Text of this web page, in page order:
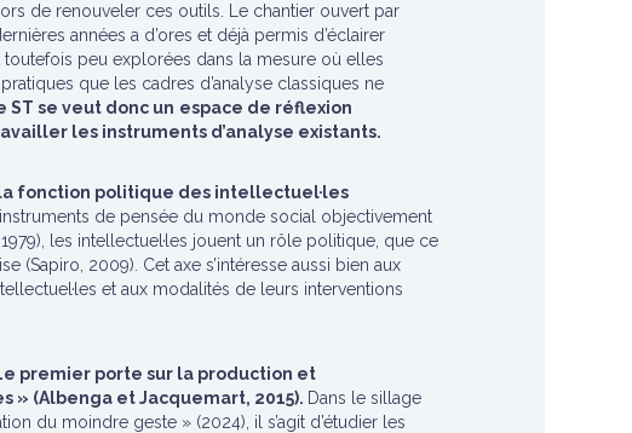
de renouveler ces outils. Le chantier ouvert par
années a d’ores et déjà permis d’éclairer
peu explorées dans la mesure où elles
que les cadres d’analyse classiques ne
ST se veut donc un espace de réflexion
les instruments d’analyse existants.
fonction politique des intellectuel·les
de pensée du monde social objectivement
les intellectuel·les jouent un rôle politique, que ce
(Sapiro, 2009). Cet axe s’intéresse aussi bien aux
et aux modalités de leurs interventions
premier porte sur la production et
» (Albenga et Jacquemart, 2015). Dans le sillage
du moindre geste » (2024), il s’agit d’étudier les